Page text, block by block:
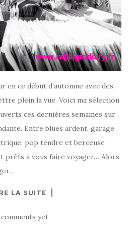
en ce début d’automne avec des
plein la vue. Voici ma sélection
ces dernières semaines sur
Entre blues ardent, garage
pop tendre et berceuse
prêts à vous faire voyager… Alors
LA SUITE
yet